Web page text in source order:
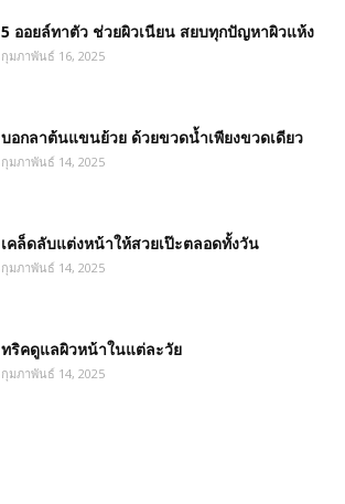
5 ออยล์ทาตัว ช่วยผิวเนียน สยบทุกปัญหาผิวแห้ง
กุมภาพันธ์ 16, 2025
บอกลาต้นแขนย้วย ด้วยขวดน้ำเพียงขวดเดียว
กุมภาพันธ์ 14, 2025
เคล็ดลับแต่งหน้าให้สวยเป๊ะตลอดทั้งวัน
กุมภาพันธ์ 14, 2025
ทริคดูแลผิวหน้าในแต่ละวัย
กุมภาพันธ์ 14, 2025